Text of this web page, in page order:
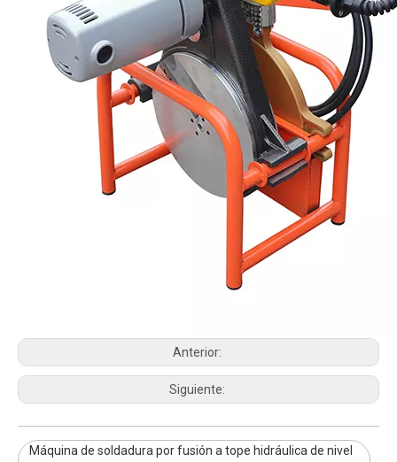
Anterior:
Siguiente:
Máquina de soldadura por fusión a tope hidráulica de nivel